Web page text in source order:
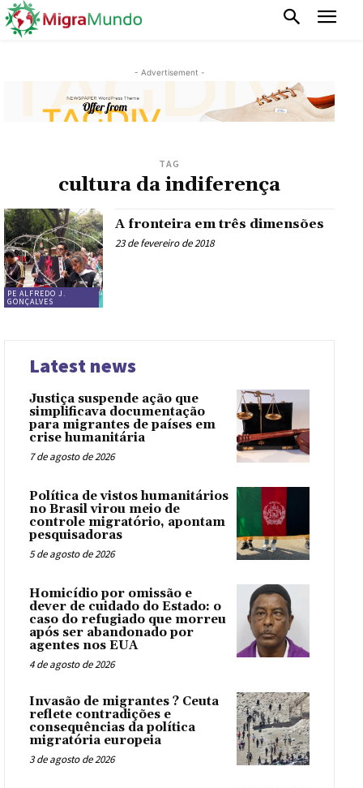
- Advertisement -
TAG
cultura da indiferença
PE ALFREDO J.
GONÇALVES
A fronteira em três dimensões
23 de fevereiro de 2018
Latest news
Justiça suspende ação que
simplificava documentação
para migrantes de países em
crise humanitária
7 de agosto de 2026
Política de vistos humanitários
no Brasil virou meio de
controle migratório, apontam
pesquisadoras
5 de agosto de 2026
Homicídio por omissão e
dever de cuidado do Estado: o
caso do refugiado que morreu
após ser abandonado por
agentes nos EUA
4 de agosto de 2026
Invasão de migrantes ? Ceuta
reflete contradições e
consequências da política
migratória europeia
3 de agosto de 2026